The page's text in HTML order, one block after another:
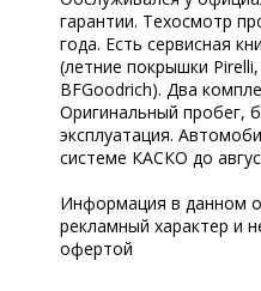
гарантии. Техосмотр
года. Есть сервисная
(летние покрышки
BFGoodrich). Два
Оригинальный пробег,
эксплуатация.
системе КАСКО до
Информация в данном
рекламный характер и
офертой